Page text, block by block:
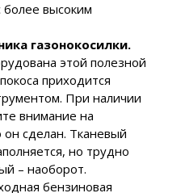
более высоким
газонокосилки.
этой полезной
приходится
При наличии
внимание на
он сделан. Тканевый
но трудно
– наоборот.
бензиновая